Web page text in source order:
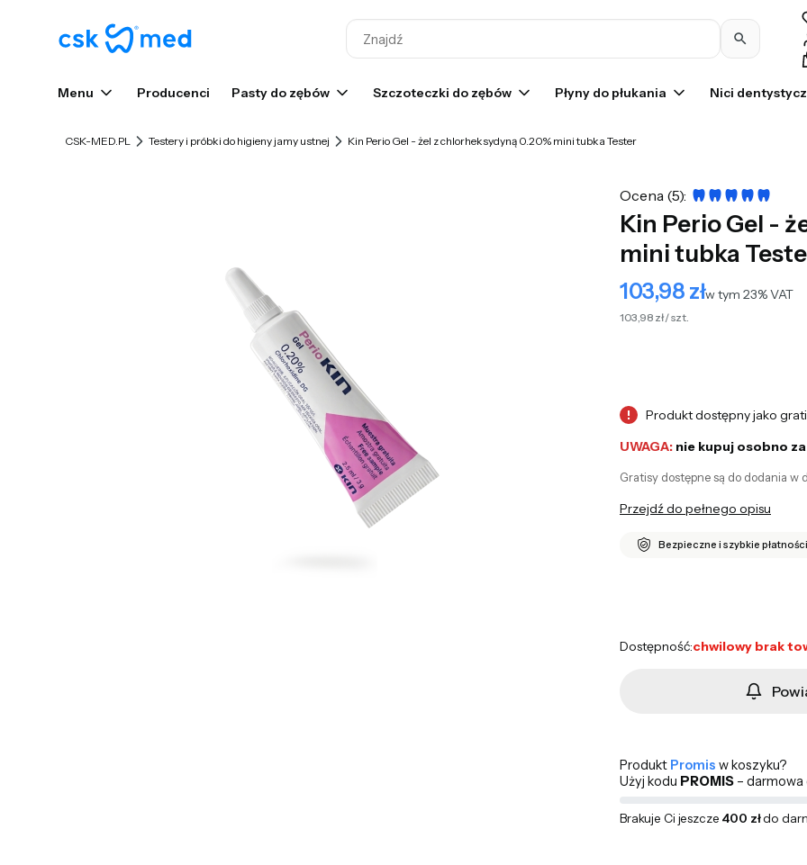
Menu Producenci Pasty do zębów Szczoteczki do zębów Płyny do płukania Nici
CSK-MED.PL Testery i próbki do higieny jamy ustnej Kin Perio Gel - żel z chlorheksydyną 0.20% mini tubka Tester
Ocena (5):
Kin Perio Gel -
mini tubka
Cena
103,98 złw tym 23% VAT
w tym23%VAT
103,98 zł / szt.
!
Produkt dostępny jako
UWAGA: nie kupuj osobno
Gratisy dostępne są do dodania w
Przejdź do pełnego opisu
Bezpieczne i szybkie płatności
Dostępność:chwilowy brak
Produkt Promis w koszyku?
Użyj kodu PROMIS – darmowa
Brakuje Ci jeszcze 400 złdo